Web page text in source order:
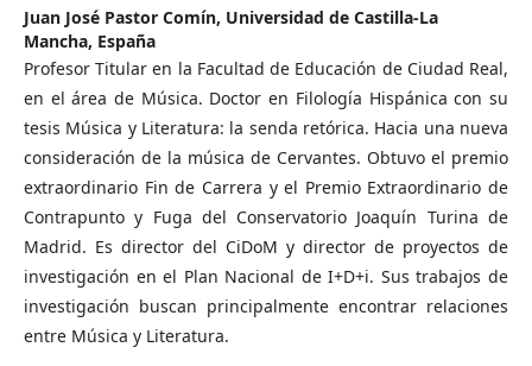
Juan José Pastor Comín, Universidad de Castilla-La
Mancha, España
Profesor Titular en la Facultad de Educación de Ciudad Real,
en el área de Música. Doctor en Filología Hispánica con su
tesis Música y Literatura: la senda retórica. Hacia una nueva
consideración de la música de Cervantes. Obtuvo el premio
extraordinario Fin de Carrera y el Premio Extraordinario de
Contrapunto y Fuga del Conservatorio Joaquín Turina de
Madrid. Es director del CiDoM y director de proyectos de
investigación en el Plan Nacional de I+D+i. Sus trabajos de
investigación buscan principalmente encontrar relaciones
entre Música y Literatura.